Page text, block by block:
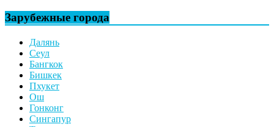
Зарубежные города
Далянь
Сеул
Бангкок
Бишкек
Пхукет
Ош
Гонконг
Сингапур